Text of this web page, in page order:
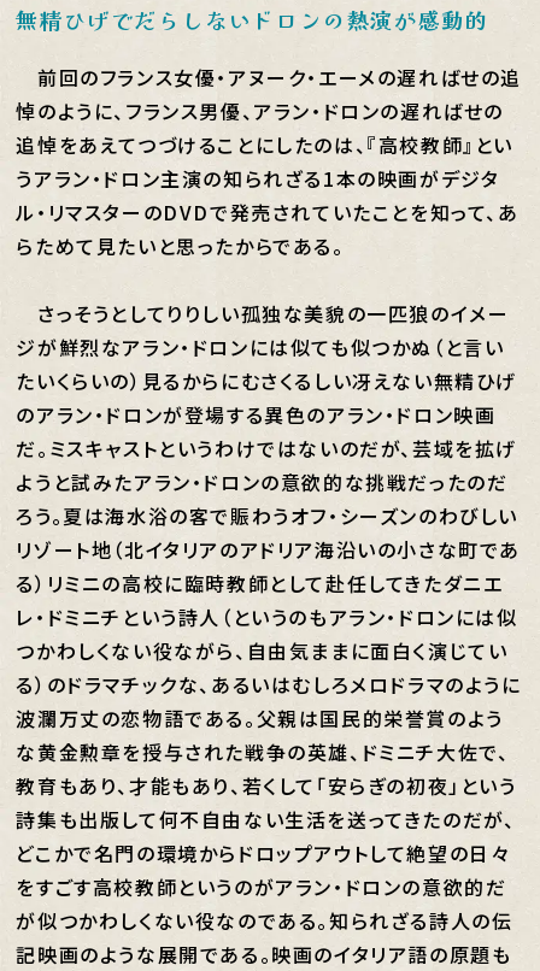
無精ひげでだらしないドロンの熱演が感動的
前回のフランス女優・アヌーク・エーメの遅ればせの追
悼のように、フランス男優、アラン・ドロンの遅ればせの
追悼をあえてつづけることにしたのは、『高校教師』とい
うアラン・ドロン主演の知られざる1本の映画がデジタ
ル・リマスターのDVDで発売されていたことを知って、あ
らためて見たいと思ったからである。
さっそうとしてりりしい孤独な美貌の一匹狼のイメー
ジが鮮烈なアラン・ドロンには似ても似つかぬ（と言い
たいくらいの）見るからにむさくるしい冴えない無精ひげ
のアラン・ドロンが登場する異色のアラン・ドロン映画
だ。ミスキャストというわけではないのだが、芸域を拡げ
ようと試みたアラン・ドロンの意欲的な挑戦だったのだ
ろう。夏は海水浴の客で賑わうオフ・シーズンのわびしい
リゾート地（北イタリアのアドリア海沿いの小さな町であ
る）リミニの高校に臨時教師として赴任してきたダニエ
レ・ドミニチという詩人（というのもアラン・ドロンには似
つかわしくない役ながら、自由気ままに面白く演じてい
る）のドラマチックな、あるいはむしろメロドラマのように
波瀾万丈の恋物語である。父親は国民的栄誉賞のよう
な黄金勲章を授与された戦争の英雄、ドミニチ大佐で、
教育もあり、才能もあり、若くして「安らぎの初夜」という
詩集も出版して何不自由ない生活を送ってきたのだが、
どこかで名門の環境からドロップアウトして絶望の日々
をすごす高校教師というのがアラン・ドロンの意欲的だ
が似つかわしくない役なのである。知られざる詩人の伝
記映画のような展開である。映画のイタリア語の原題も